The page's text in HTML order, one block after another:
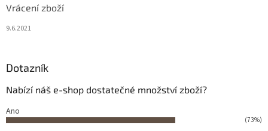
Vrácení zboží
9.6.2021
Dotazník
Nabízí náš e-shop dostatečné množství zboží?
Ano
(73%)